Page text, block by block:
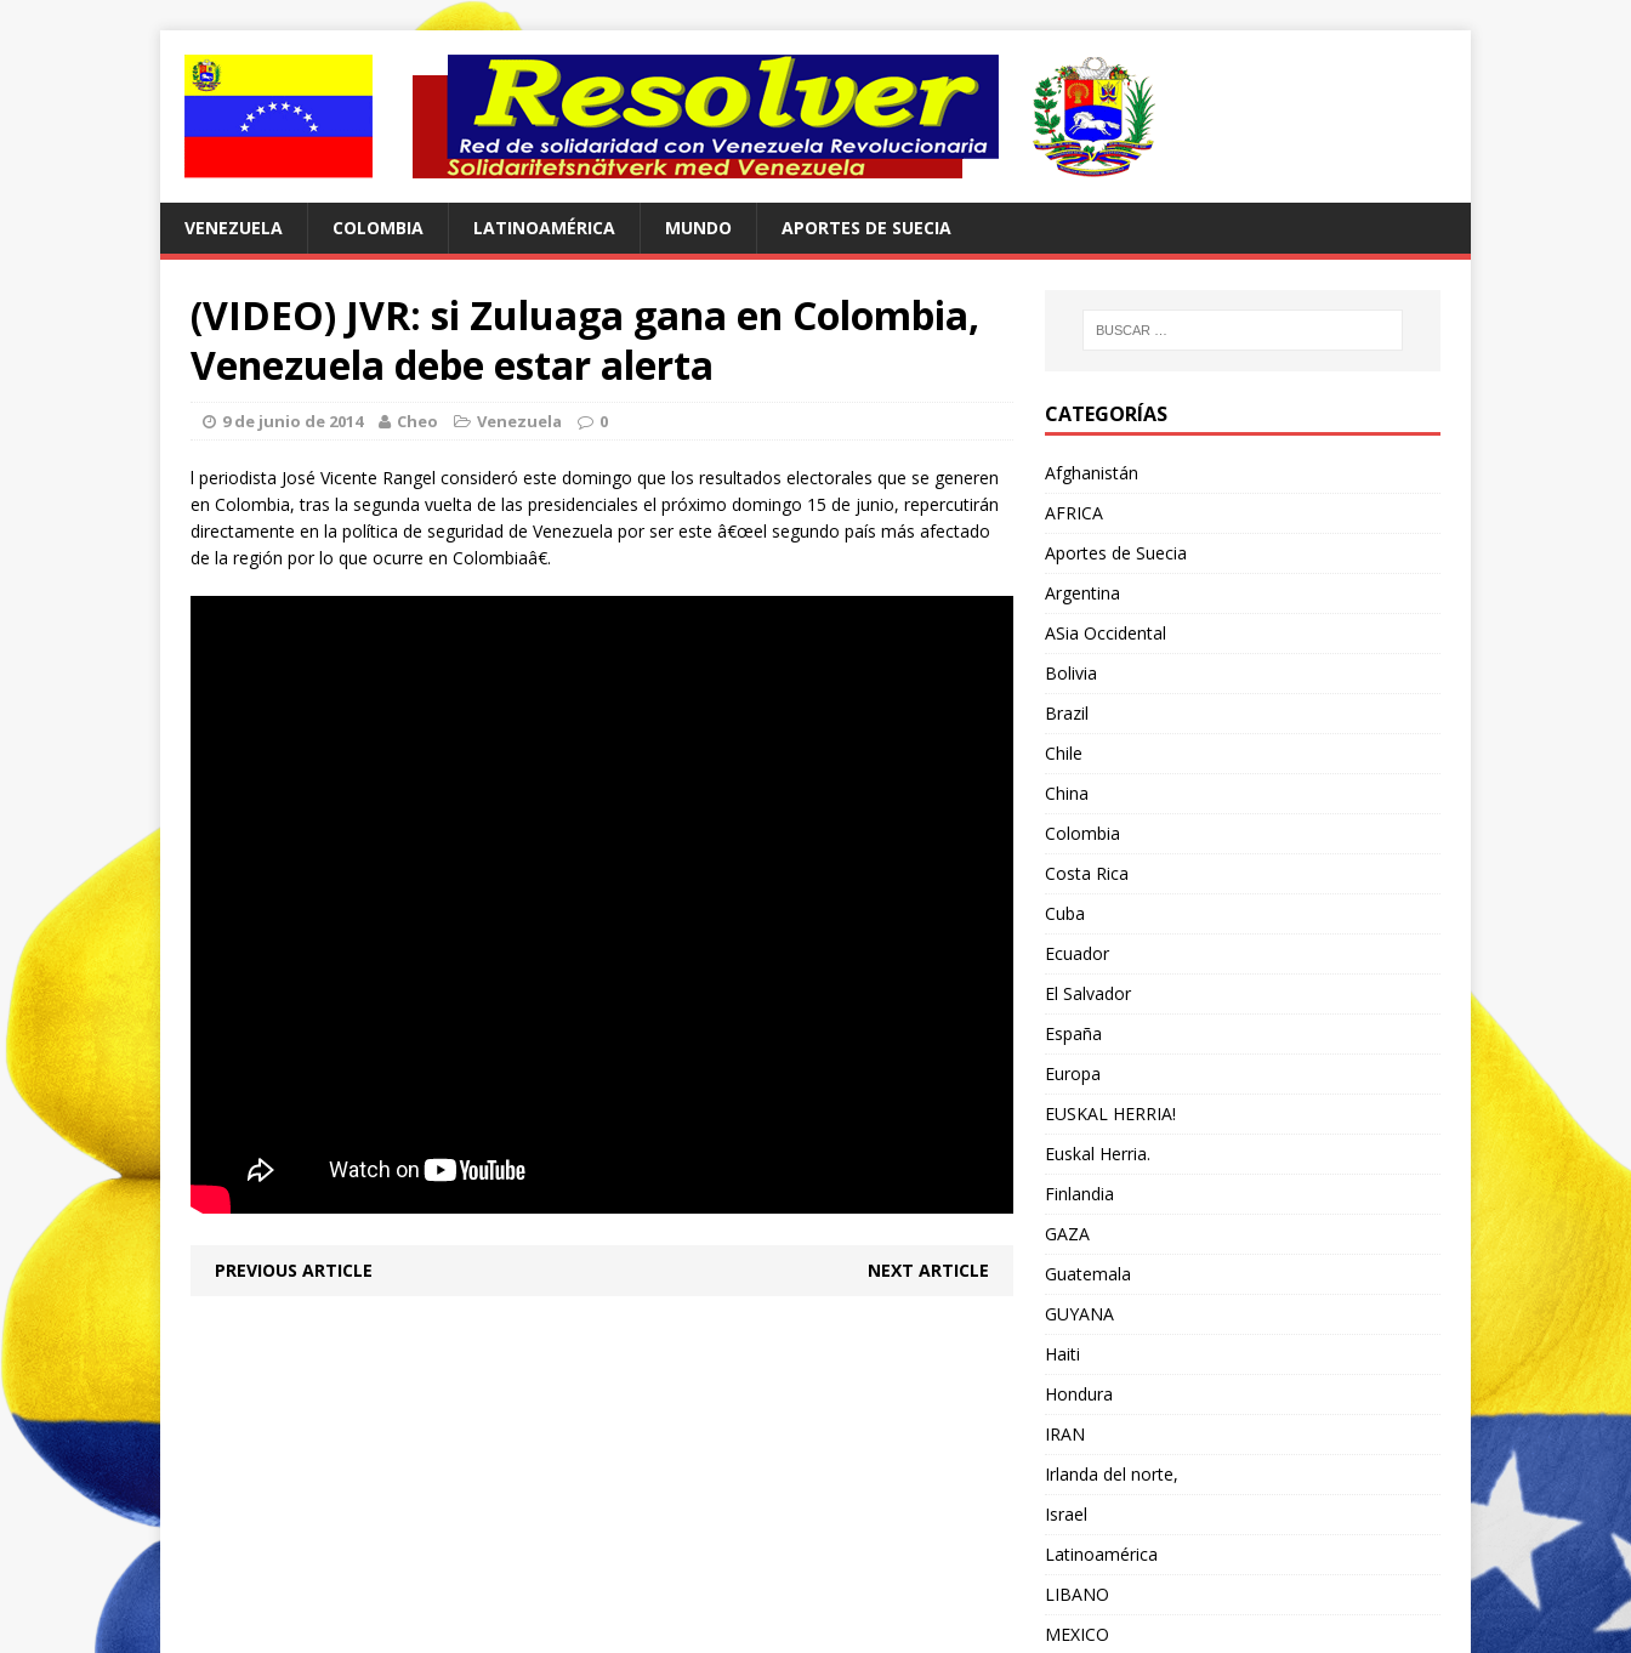
VENEZUELA COLOMBIA LATINOAMÉRICA MUNDO APORTES DE SUECIA
(VIDEO) JVR: si Zuluaga gana en Colombia,
Venezuela debe estar alerta
9 de junio de 2014 Cheo Venezuela 0
l periodista José Vicente Rangel consideró este domingo que los resultados electorales que se generen
en Colombia, tras la segunda vuelta de las presidenciales el próximo domingo 15 de junio, repercutirán
directamente en la política de seguridad de Venezuela por ser este â€œel segundo país más afectado
de la región por lo que ocurre en Colombiaâ€.
PREVIOUS ARTICLE NEXT ARTICLE
CATEGORÍAS
Afghanistán
AFRICA
Aportes de Suecia
Argentina
ASia Occidental
Bolivia
Brazil
Chile
China
Colombia
Costa Rica
Cuba
Ecuador
El Salvador
España
Europa
EUSKAL HERRIA!
Euskal Herria.
Finlandia
GAZA
Guatemala
GUYANA
Haiti
Hondura
IRAN
Irlanda del norte,
Israel
Latinoamérica
LIBANO
MEXICO